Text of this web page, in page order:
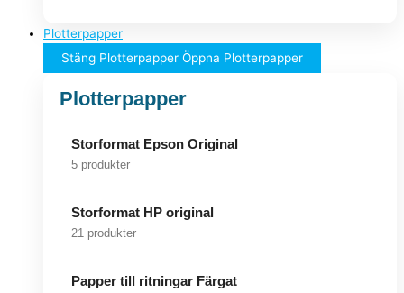
Plotterpapper
Stäng Plotterpapper Öppna Plotterpapper
Plotterpapper
Storformat Epson Original
5 produkter
Storformat HP original
21 produkter
Papper till ritningar Färgat